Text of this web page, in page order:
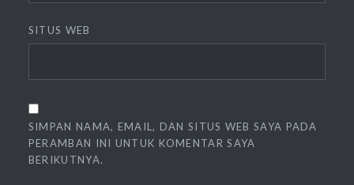
SITUS WEB
SIMPAN NAMA, EMAIL, DAN SITUS WEB SAYA PADA
PERAMBAN INI UNTUK KOMENTAR SAYA
BERIKUTNYA.